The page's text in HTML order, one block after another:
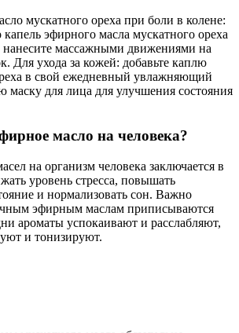
мускатного ореха при боли в колене:
капель эфирного масла мускатного ореха
нанесите массажными движениями на
Для ухода за кожей: добавьте каплю
в свой ежедневный увлажняющий
для лица для улучшения состояния
масло на человека?
на организм человека заключается в
уровень стресса, повышать
и нормализовать сон. Важно
эфирным маслам приписываются
ароматы успокаивают и расслабляют,
и тонизируют.